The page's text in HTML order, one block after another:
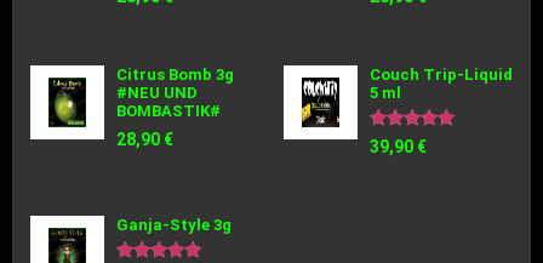
mit
mit
Citrus Bomb 3g
#NEU UND
BOMBASTIK#
28,90 €
Couch Trip-Liquid
5 ml
Bewertet
mit
39,90 €
Ganja-Style 3g